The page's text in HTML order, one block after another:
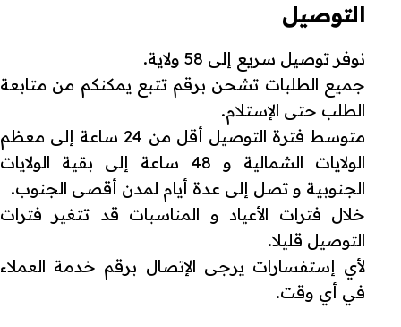
التوصيل
نوفر توصيل سريع إلى 58 ولاية.
جميع الطلبات تشحن برقم تتبع يمكنكم من متابعة
الطلب حتى الإستلام.
متوسط فترة التوصيل أقل من 24 ساعة إلى معظم
الولايات الشمالية و 48 ساعة إلى بقية الولايات
الجنوبية و تصل إلى عدة أيام لمدن أقصى الجنوب.
خلال فترات الأعياد و المناسبات قد تتغير فترات
التوصيل قليلا.
لأي إستفسارات يرجى الإتصال برقم خدمة العملاء
في أي وقت.